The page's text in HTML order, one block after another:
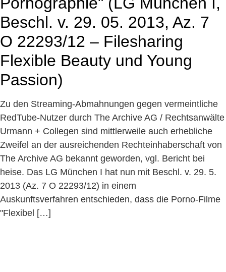
Beschl. v. 29. 05. 2013, Az. 7
O 22293/12 – Filesharing
Flexible Beauty und Young
Passion)
Zu den Streaming-Abmahnungen gegen vermeintliche
RedTube-Nutzer durch The Archive AG / Rechtsanwälte
Urmann + Collegen sind mittlerweile auch erhebliche
Zweifel an der ausreichenden Rechteinhaberschaft von
The Archive AG bekannt geworden, vgl. Bericht bei
heise. Das LG München I hat nun mit Beschl. v. 29. 5.
2013 (Az. 7 O 22293/12) in einem
Auskunftsverfahren entschieden, dass die Porno-Filme
"Flexibel […]